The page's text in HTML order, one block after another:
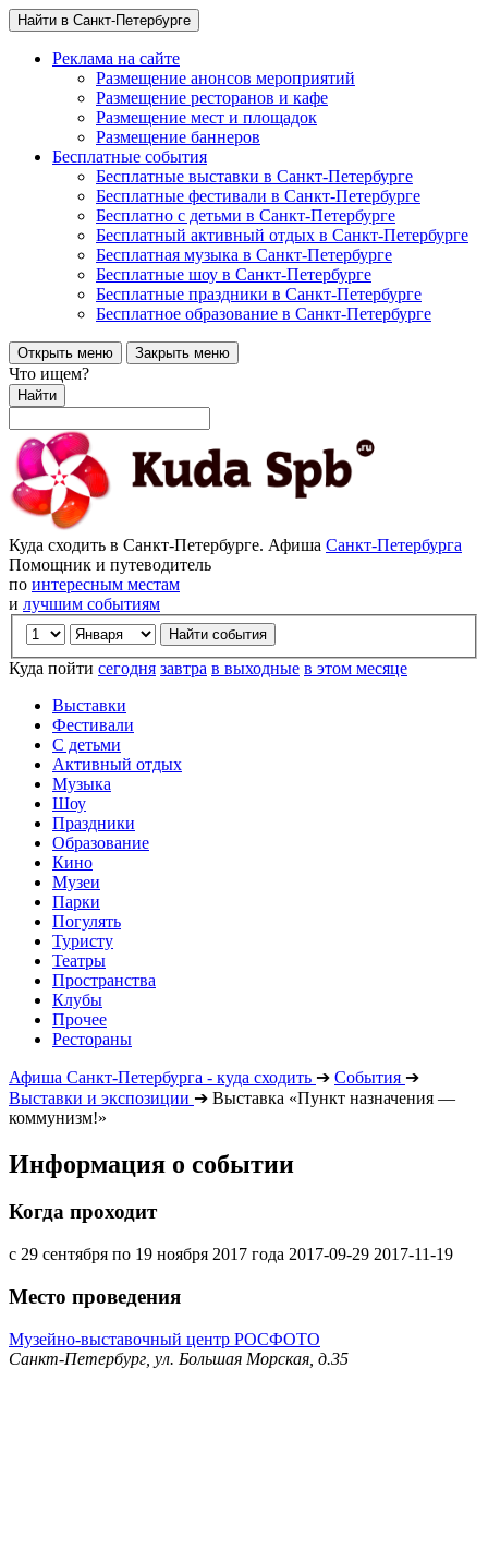
Найти в Санкт-Петербурге
Реклама на сайте
Размещение анонсов мероприятий
Размещение ресторанов и кафе
Размещение мест и площадок
Размещение баннеров
Бесплатные события
Бесплатные выставки в Санкт-Петербурге
Бесплатные фестивали в Санкт-Петербурге
Бесплатно с детьми в Санкт-Петербурге
Бесплатный активный отдых в Санкт-Петербурге
Бесплатная музыка в Санкт-Петербурге
Бесплатные шоу в Санкт-Петербурге
Бесплатные праздники в Санкт-Петербурге
Бесплатное образование в Санкт-Петербурге
Открыть меню Закрыть меню
Что ищем?
Найти
Куда сходить в Санкт-Петербурге. Афиша Санкт-Петербурга
Помощник и путеводитель
по интересным местам
и лучшим событиям
Куда пойти сегодня завтра в выходные в этом месяце
Выставки
Фестивали
С детьми
Активный отдых
Музыка
Шоу
Праздники
Образование
Кино
Музеи
Парки
Погулять
Туристу
Театры
Пространства
Клубы
Прочее
Рестораны
Афиша Санкт-Петербурга - куда сходить ➔ События ➔
Выставки и экспозиции ➔ Выставка «Пункт назначения —
коммунизм!»
Информация о событии
Когда проходит
с 29 сентября по 19 ноября 2017 года 2017-09-29 2017-11-19
Место проведения
Музейно-выставочный центр РОСФОТО
Санкт-Петербург, ул. Большая Морская, д.35